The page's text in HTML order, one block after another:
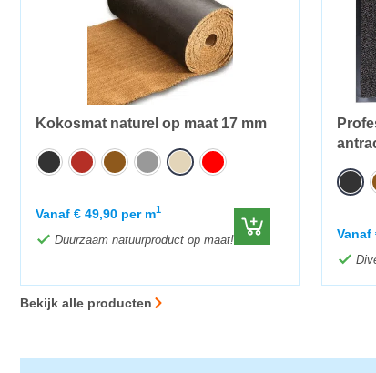
Kokosmat naturel op maat 17 mm
Vanaf € 49,90 per m1
Duurzaam natuurproduct op maat! Vanaf
Bekijk alle producten